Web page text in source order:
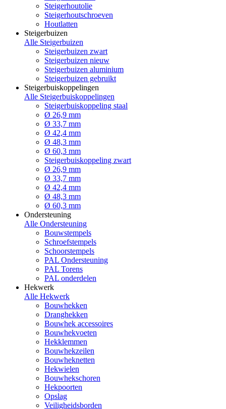
Steigerhoutolie
Steigerhoutschroeven
Houtlatten
Steigerbuizen
Alle Steigerbuizen
Steigerbuizen zwart
Steigerbuizen nieuw
Steigerbuizen aluminium
Steigerbuizen gebruikt
Steigerbuiskoppelingen
Alle Steigerbuiskoppelingen
Steigerbuiskoppeling staal
Ø 26,9 mm
Ø 33,7 mm
Ø 42,4 mm
Ø 48,3 mm
Ø 60,3 mm
Steigerbuiskoppeling zwart
Ø 26,9 mm
Ø 33,7 mm
Ø 42,4 mm
Ø 48,3 mm
Ø 60,3 mm
Ondersteuning
Alle Ondersteuning
Bouwstempels
Schroefstempels
Schoorstempels
PAL Ondersteuning
PAL Torens
PAL onderdelen
Hekwerk
Alle Hekwerk
Bouwhekken
Dranghekken
Bouwhek accessoires
Bouwhekvoeten
Hekklemmen
Bouwhekzeilen
Bouwheknetten
Hekwielen
Bouwhekschoren
Hekpoorten
Opslag
Veiligheidsborden